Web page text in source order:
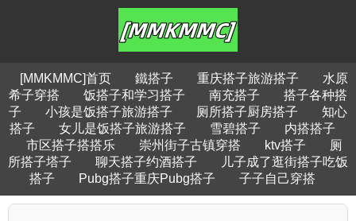
[MMKMMC]首页 鐵搭子 重庆搭子旅游搭子
水原
希子穿搭
饭搭子和学习搭子 南充搭子
搭子各种搭
子
小孩是饭搭子旅游搭子 厕所搭子厨房搭子
知心
搭子
女儿是饭搭子旅游搭子 雪碧搭子
内搭搭子
市区搭子搭搭乐
崇州街子古镇穿搭 ktv搭子
厕
所搭子塔子
聊天搭子约酒搭子
儿子成了逛街搭子吃饭
搭子
Pubg搭子重庆Pubg搭子 子子自己穿搭